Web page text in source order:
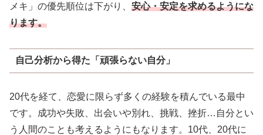
メキ」の優先順位は下がり、 安心・安定を求めるようにな
ります。
自己分析から得た「頑張らない自分」
20代を経て、恋愛に限らず多くの経験を積んでいる最中
です。成功や失敗、出会いや別れ、挑戦、挫折…自分とい
う人間のことも考えるようにもなります。10代、20代に